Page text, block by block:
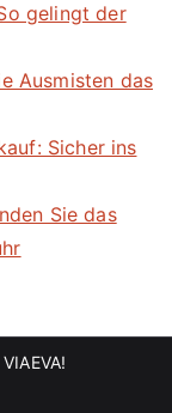
gelingt der
Ausmisten das
Sicher ins
Sie das